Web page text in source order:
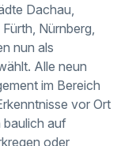
Dachau,
Nürnberg,
nun als
Alle neun
im Bereich
vor Ort
baulich auf
oder